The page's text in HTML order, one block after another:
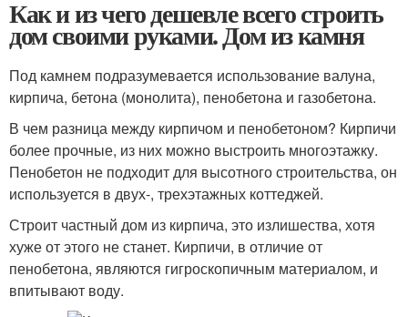
Как и из чего дешевле всего строить
дом своими руками. Дом из камня
Под камнем подразумевается использование валуна,
кирпича, бетона (монолита), пенобетона и газобетона.
В чем разница между кирпичом и пенобетоном? Кирпичи
более прочные, из них можно выстроить многоэтажку.
Пенобетон не подходит для высотного строительства, он
используется в двух-, трехэтажных коттеджей.
Строит частный дом из кирпича, это излишества, хотя
хуже от этого не станет. Кирпичи, в отличие от
пенобетона, являются гигроскопичным материалом, и
впитывают воду.